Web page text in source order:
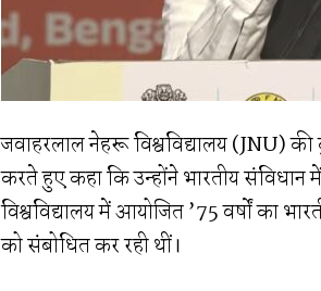
जवाहरलाल नेहरू विश्वविद्यालय (JNU) की
करते हुए कहा कि उन्होंने भारतीय संविधान
विश्वविद्यालय में आयोजित ’75 वर्षों का
को संबोधित कर रही थीं।